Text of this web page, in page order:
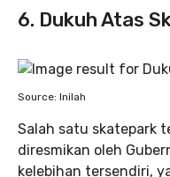
6. Dukuh Atas
Source: Inilah
Salah satu skatepark
diresmikan oleh
kelebihan tersendiri,